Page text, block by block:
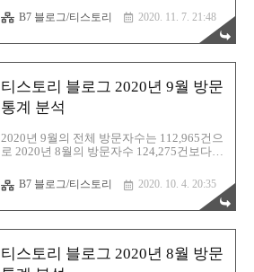
다음 49.82%, 구글 28.22%, 네이버 18.89%,
네이트 1.87%, 기타 1.20% 로 다음, 구글, 네
이버순으로 나타났고, 다음 검색유입이 절반
방문자수와 블로그 검색 유입 통계자료를 분
석하여 정리해보았다. 1. 티스토리 블로그 검
색유입(티스토리 방문통계) 2. 네이버 애널리
틱스 차트 분석 티스토리 블로그 2020년 10
월 방문통계 분석 ▷ 티스토리 블로그 2020
년 9월 방문통계 분석 :
https://barista7.tistory.com/3198 ▷ 티스토리
블로그 2020년 8월 방문통계 분석..
B7 블로그/티스토리 2020. 11. 7. 21:48
티스토리 블로그 2020년 9월 방문
통계 분석
2020년 9월의 전체 방문자수는 112,965건으
로 2020년 8월의 방문자수 124,275건보다
음 56.99%, 구글 24.46%, 네이버 15.21%, 네
이트 2.09%, 기타 1.26% 로 다음, 구글, 네이
버순으로 나타났고, 다음 검색유입이 절반이
방문자수와 블로그 검색 유입 통계자료를 분
석하여 정리해보았다. 1. 티스토리 블로그 검
색유입(티스토리 방문통계) 2. 네이버 애널리
B7 블로그/티스토리 2020. 10. 4. 20:35
티스토리 블로그 2020년 8월 방문